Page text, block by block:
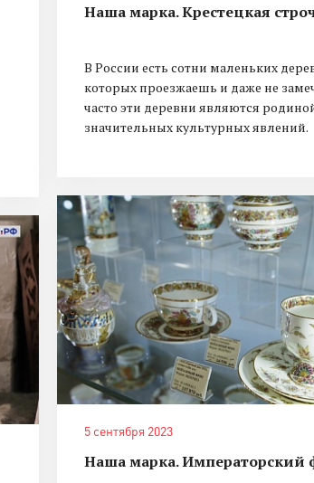
Наша марка. Крестецкая
В России есть сотни маленьких
которых проезжаешь и даже не
часто эти деревни являются
значительных культурных явлений.
5 сентября 2023
Наша марка. Императорский